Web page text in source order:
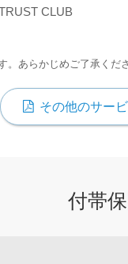
CLUB
あらかじめご了承くださ
その他のサー
付帯